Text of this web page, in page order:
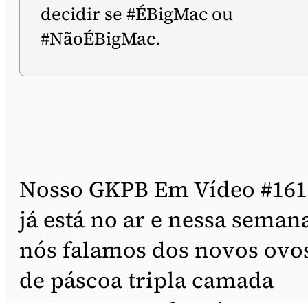
decidir se #ÉBigMac ou
#NãoÉBigMac.
Nosso GKPB Em Vídeo #161
já está no ar e nessa
nós falamos dos novos
de páscoa tripla camada